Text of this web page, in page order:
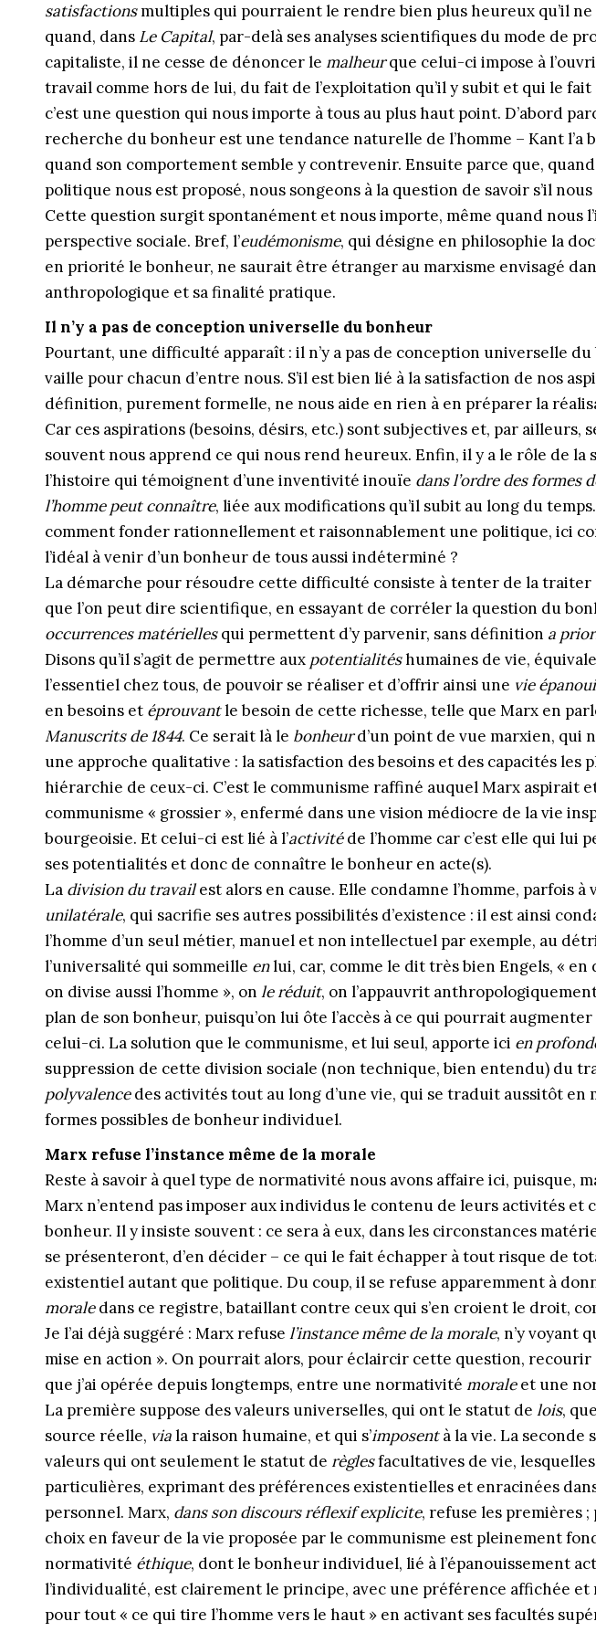
satisfactionsmultiples qui pourraient le rendre bien plus heureux qu’il ne
quand, dans Le Capital, par-delà ses analyses scientifiques du mode de
capitaliste, il ne cesse de dénoncer le malheurque celui-ci impose à
travail comme hors de lui, du fait de l’exploitation qu’il y subit et qui le fait
c’est une question qui nous importe à tous au plus haut point. D’abord
recherche du bonheur est une tendance naturelle de l’homme – Kant l’a
quand son comportement semble y contrevenir. Ensuite parce que,
politique nous est proposé, nous songeons à la question de savoir s’il
Cette question surgit spontanément et nous importe, même quand nous
perspective sociale. Bref, l’eudémonisme, qui désigne en philosophie la
en priorité le bonheur, ne saurait être étranger au mar­xisme envisagé
anthropologique et sa finalité pratique.
Il n’y a pas de conception universelle du bonheur
Pourtant, une difficulté apparaît : il n’y a pas de conception universelle
vaille pour chacun d’entre nous. S’il est bien lié à la satisfaction de nos
définition, purement formelle, ne nous aide en rien à en préparer la
Car ces aspirations (besoins, désirs, etc.) sont subjectives et, par ailleurs,
souvent nous apprend ce qui nous rend heureux. Enfin, il y a le rôle de la
l’histoire qui témoignent d’une inventivité inouïe dans l’ordre des formes
l’homme peut connaître, liée aux modifications qu’il subit au long du
comment fonder rationnellement et raisonnablement une politique, ici
l’idéal à venir d’un bonheur de tous aussi indéterminé ?
La démarche pour résoudre cette difficulté consiste à tenter de la
que l’on peut dire scientifique, en essayant de corréler la question du
occurrences matériellesqui permettent d’y parvenir, sans définition a
Disons qu’il s’agit de permettre aux potentialitéshumaines de vie,
l’essentiel chez tous, de pouvoir se réaliser et d’offrir ainsi une vie
en besoins et éprouvantle besoin de cette richesse, telle que Marx en
Manuscrits de 1844. Ce serait là le bonheurd’un point de vue marxien, qui
une approche qualitative : la satisfaction des besoins et des capacités les
hiérarchie de ceux-ci. C’est le communisme raffiné auquel Marx aspirait
communisme « grossier », enfermé dans une vision médiocre de la vie
bourgeoisie. Et celui-ci est lié à l’activitéde l’homme car c’est elle qui lui
ses potentialités et donc de connaître le bonheur en acte(s).
La division du travailest alors en cause. Elle condamne l’homme, parfois à
unilatérale, qui sacrifie ses autres possibilités d’existence : il est ainsi
l’homme d’un seul métier, manuel et non intellectuel par exemple, au
l’universalité qui sommeille enlui, car, comme le dit très bien Engels, « en
on divise aussi l’homme », on le réduit, on l’appauvrit
plan de son bonheur, puisqu’on lui ôte l’accès à ce qui pourrait
celui-ci. La solution que le communisme, et lui seul, apporte ici en
suppression de cette division sociale (non technique, bien entendu) du
polyvalencedes activités tout au long d’une vie, qui se traduit aussitôt en
formes possibles de bonheur individuel.
Marx refuse l’instance même de la morale
Reste à savoir à quel type de normativité nous avons affaire ici, puisque,
Marx n’entend pas imposer aux individus le contenu de leurs activités et
bonheur. Il y insiste souvent : ce sera à eux, dans les circonstances
se présenteront, d’en décider – ce qui le fait échapper à tout risque de
existentiel autant que politique. Du coup, il se refuse apparemment à
moraledans ce registre, bataillant contre ceux qui s’en croient le droit,
Je l’ai déjà suggéré : Marx refuse l’instance même de la morale, n’y voyant
mise en action ». On pourrait alors, pour éclaircir cette question,
que j’ai opérée depuis longtemps, entre une normativité moraleet une
La première suppose des valeurs universelles, qui ont le statut de lois,
source réelle, viala raison humaine, et qui s’imposentà la vie. La seconde
valeurs qui ont seulement le statut de règlesfacultatives de vie,
particulières, exprimant des préférences existentielles et enracinées
personnel. Marx, dans son discours réflexif explicite, refuse les premières ;
choix en faveur de la vie proposée par le communisme est pleinement
normativité éthique, dont le bonheur individuel, lié à l’épanouissement
l’individualité, est clairement le principe, avec une préférence affichée et
pour tout « ce qui tire l’homme vers le haut » en activant ses facultés